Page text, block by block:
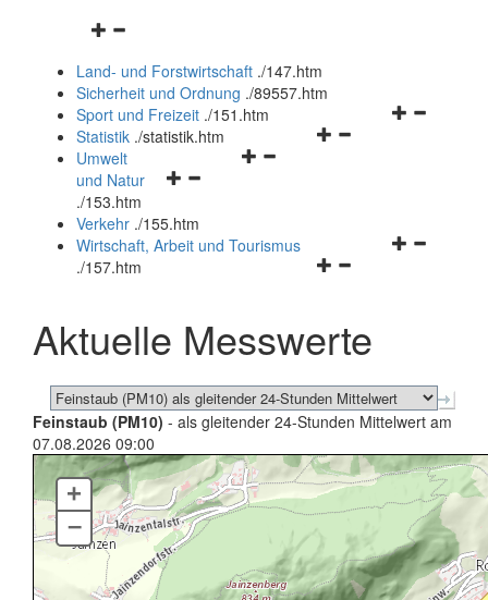
Navigationsmenü
und
schließen
Land- und Forstwirtschaft ./147.htm
Sicherheit und Ordnung ./89557.htm
Navigationsmenü
Sport und Freizeit ./151.htm
Navigationsmenü
Statistik ./statistik.htm
Navigationsmenü
und
schließen
Umwelt
und Natur
./153.htm
Verkehr ./155.htm
Navigationsmenü
schließen
Wirtschaft, Arbeit und Tourismus
./157.htm
Aktuelle Messwerte
Feinstaub (PM10) - als gleitender 24-Stunden Mittelwert am
07.08.2026 09:00
+
–